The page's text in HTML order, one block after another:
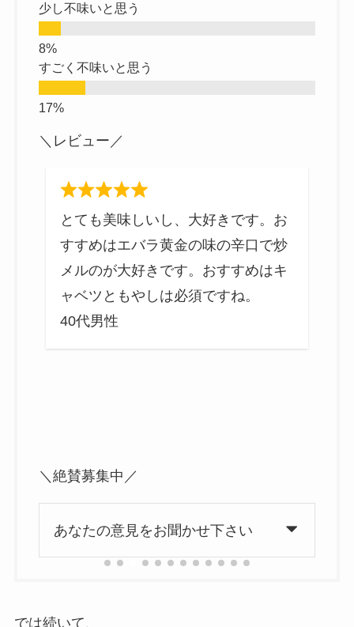
少し不味いと思う
すごく不味いと思う
＼レビュー／
とても美味しいし、大好きです。お
すすめはエバラ黄金の味の辛口で炒
メルのが大好きです。おすすめはキ
ャベツともやしは必須ですね。
40代男性
＼絶賛募集中／
あなたの意見をお聞かせ下さい
では続いて、